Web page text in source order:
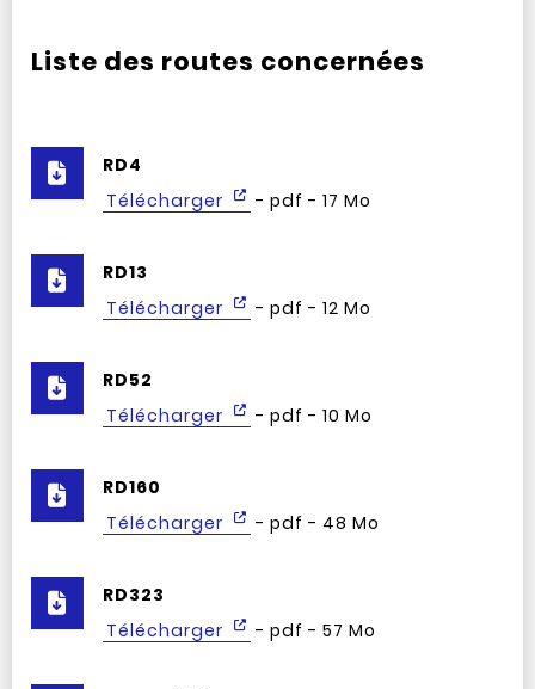
Liste des routes concernées
RD4
Télécharger
- pdf - 17 Mo
RD13
Télécharger
- pdf - 12 Mo
RD52
Télécharger
- pdf - 10 Mo
RD160
Télécharger
- pdf - 48 Mo
RD323
Télécharger
- pdf - 57 Mo